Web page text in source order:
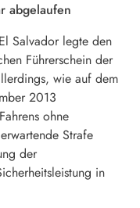
abgelaufen
Salvador legte den
Führerschein der
wie auf dem
2013
ohne
Strafe
der
in